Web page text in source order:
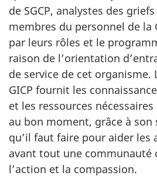
de SGCP, analystes des
membres du personnel de la
par leurs rôles et le
raison de l’orientation
de service de cet organisme.
GICP fournit les
et les ressources
au bon moment, grâce à son
qu’il faut faire pour aider les
avant tout une communauté
l’action et la compassion.